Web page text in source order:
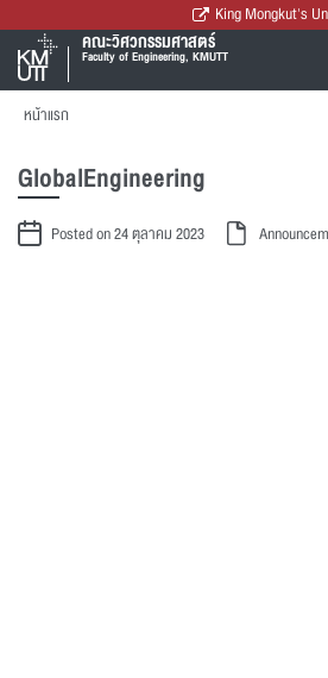
King Mongkut's
คณะวิศวกรรมศาสตร์
Faculty of Engineering, KMUTT
หน้าแรก
GlobalEngineering
Posted on 24 ตุลาคม 2023